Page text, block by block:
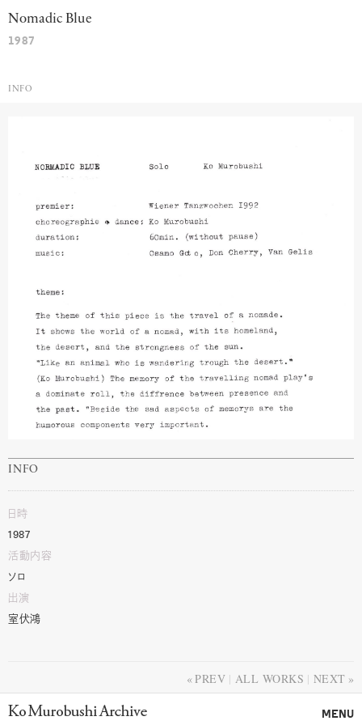
Nomadic Blue
1987
INFO
INFO
日時
1987
活動内容
ソロ
出演
室伏鴻
PREV ALL WORKS NEXT
MENU